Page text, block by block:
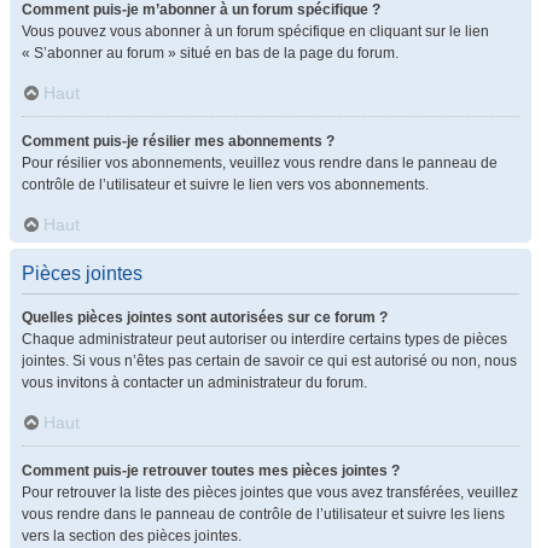
Comment puis-je m’abonner à un forum spécifique ?
Vous pouvez vous abonner à un forum spécifique en cliquant sur le lien
« S’abonner au forum » situé en bas de la page du forum.
Haut
Comment puis-je résilier mes abonnements ?
Pour résilier vos abonnements, veuillez vous rendre dans le panneau de
contrôle de l’utilisateur et suivre le lien vers vos abonnements.
Haut
Pièces jointes
Quelles pièces jointes sont autorisées sur ce forum ?
Chaque administrateur peut autoriser ou interdire certains types de pièces
jointes. Si vous n’êtes pas certain de savoir ce qui est autorisé ou non, nous
vous invitons à contacter un administrateur du forum.
Haut
Comment puis-je retrouver toutes mes pièces jointes ?
Pour retrouver la liste des pièces jointes que vous avez transférées, veuillez
vous rendre dans le panneau de contrôle de l’utilisateur et suivre les liens
vers la section des pièces jointes.